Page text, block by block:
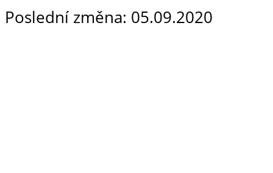
Poslední změna: 05.09.2020